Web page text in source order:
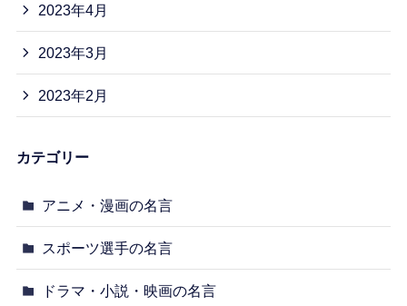
2023年4月
2023年3月
2023年2月
カテゴリー
アニメ・漫画の名言
スポーツ選手の名言
ドラマ・小説・映画の名言